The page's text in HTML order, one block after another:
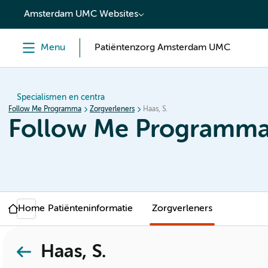
content
Amsterdam UMC Websites
Menu Patiëntenzorg Amsterdam UMC
Specialismen en centra
Follow Me Programma Zorgverleners Haas, S.
Follow Me
Home Patiënteninformatie Zorgverleners
Haas, S.